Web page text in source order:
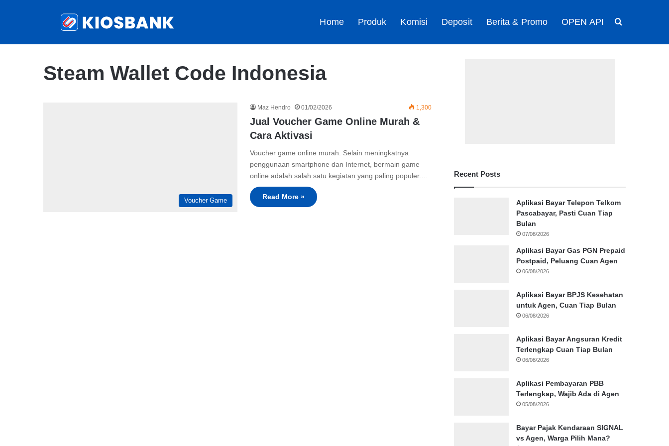
Home Produk Komisi Deposit Berita & Promo OPEN API
Steam Wallet Code Indonesia
Voucher Game
Maz Hendro 01/02/2026 1,300
Jual Voucher Game Online Murah &
Cara Aktivasi
Voucher game online murah. Selain meningkatnya
penggunaan smartphone dan Internet, bermain game
online adalah salah satu kegiatan yang paling populer.…
Read More »
Recent Posts
Aplikasi Bayar Telepon Telkom
Pascabayar, Pasti Cuan Tiap
Bulan
07/08/2026
Aplikasi Bayar Gas PGN Prepaid
Postpaid, Peluang Cuan Agen
06/08/2026
Aplikasi Bayar BPJS Kesehatan
untuk Agen, Cuan Tiap Bulan
06/08/2026
Aplikasi Bayar Angsuran Kredit
Terlengkap Cuan Tiap Bulan
06/08/2026
Aplikasi Pembayaran PBB
Terlengkap, Wajib Ada di Agen
05/08/2026
Bayar Pajak Kendaraan SIGNAL
vs Agen, Warga Pilih Mana?